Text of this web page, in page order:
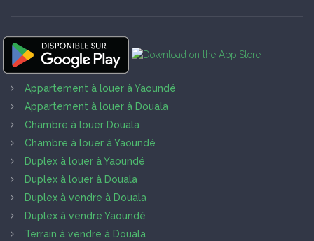
Appartement à louer à Yaoundé
Appartement à louer à Douala
Chambre à louer Douala
Chambre à louer à Yaoundé
Duplex à louer à Yaoundé
Duplex à louer à Douala
Duplex à vendre à Douala
Duplex à vendre Yaoundé
Terrain à vendre à Douala